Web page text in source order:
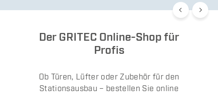
Der GRITEC Online-Shop für
Profis
Ob Türen, Lüfter oder Zubehör für den
Stationsausbau – bestellen Sie online